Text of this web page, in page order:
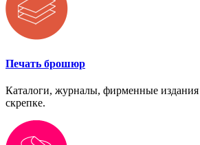
Печать брошюр
Каталоги, журналы, фирменные
скрепке.